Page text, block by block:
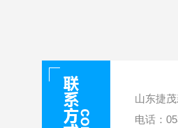
山东捷
电话：